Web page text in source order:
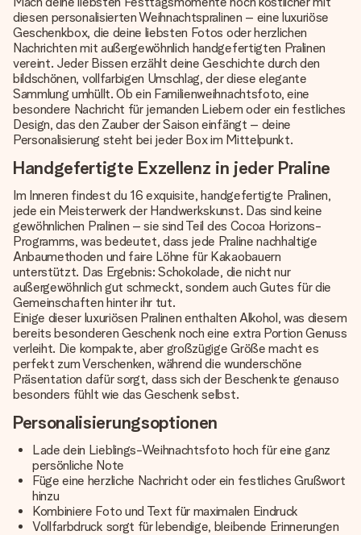
diesen personalisierten Weihnachtspralinen – eine luxuriöse
Geschenkbox, die deine liebsten Fotos oder herzlichen
Nachrichten mit außergewöhnlich handgefertigten Pralinen
vereint. Jeder Bissen erzählt deine Geschichte durch den
bildschönen, vollfarbigen Umschlag, der diese elegante
Sammlung umhüllt. Ob ein Familienweihnachtsfoto, eine
besondere Nachricht für jemanden Liebem oder ein festliches
Design, das den Zauber der Saison einfängt – deine
Personalisierung steht bei jeder Box im Mittelpunkt.
Handgefertigte Exzellenz in jeder Praline
Im Inneren findest du 16 exquisite, handgefertigte Pralinen,
jede ein Meisterwerk der Handwerkskunst. Das sind keine
gewöhnlichen Pralinen – sie sind Teil des Cocoa Horizons-
Programms, was bedeutet, dass jede Praline nachhaltige
Anbaumethoden und faire Löhne für Kakaobauern
unterstützt. Das Ergebnis: Schokolade, die nicht nur
außergewöhnlich gut schmeckt, sondern auch Gutes für die
Gemeinschaften hinter ihr tut.
Einige dieser luxuriösen Pralinen enthalten Alkohol, was diesem
bereits besonderen Geschenk noch eine extra Portion Genuss
verleiht. Die kompakte, aber großzügige Größe macht es
perfekt zum Verschenken, während die wunderschöne
Präsentation dafür sorgt, dass sich der Beschenkte genauso
besonders fühlt wie das Geschenk selbst.
Personalisierungsoptionen
Lade dein Lieblings-Weihnachtsfoto hoch für eine ganz
persönliche Note
Füge eine herzliche Nachricht oder ein festliches Grußwort
hinzu
Kombiniere Foto und Text für maximalen Eindruck
Vollfarbdruck sorgt für lebendige, bleibende Erinnerungen